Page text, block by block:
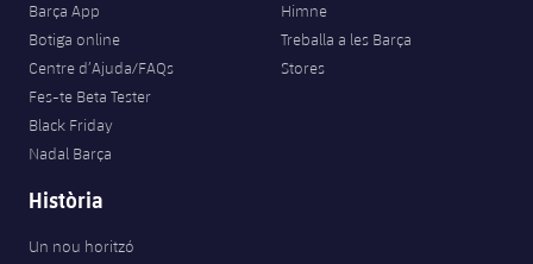
Barça App
Botiga online
Centre d’Ajuda/FAQs
Fes-te Beta Tester
Black Friday
Nadal Barça
Himne
Treballa a les Barça
Stores
Història
Un nou horitzó